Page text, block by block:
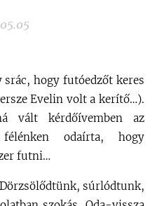
srác, hogy futóedzőt keres
Evelin volt a kerítő…).
vált kérdőívemben az
félénken odaírta, hogy
futni…
súrlódtunk,